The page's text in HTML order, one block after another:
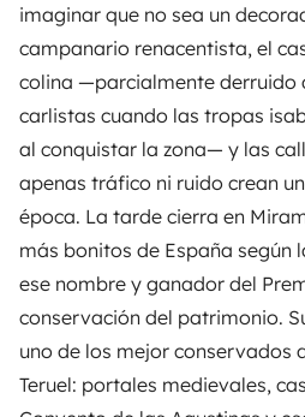
imaginar que no sea un
campanario renacentista, el
colina —parcialmente derruido
carlistas cuando las tropas
al conquistar la zona— y las
apenas tráfico ni ruido crean
época. La tarde cierra en
más bonitos de España según
ese nombre y ganador del
conservación del patrimonio.
uno de los mejor conservados
Teruel: portales medievales,